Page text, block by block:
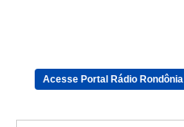
Acesse Portal Rádio Rondônia